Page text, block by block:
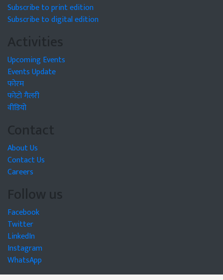
Subscribe to print edition
Subscribe to digital edition
Activities
Upcoming Events
Events Update
फोरम
फोटो गैलरी
वीडियो
Contact
About Us
Contact Us
Careers
Follow us
Facebook
Twitter
LinkedIn
Instagram
WhatsApp